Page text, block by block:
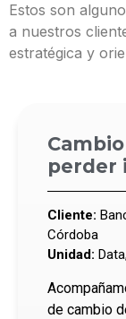
Estos son
a nuestros
estratégica y
perder
Cliente:
Córdoba
Unidad:
de cambio